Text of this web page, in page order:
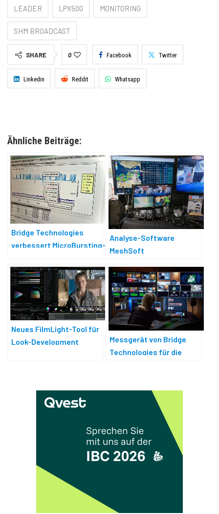
LEADER LPX500 MONITORING
SHM BROADCAST
SHARE 0 Facebook Twitter
Linkedin Reddit Whatsapp
Ähnliche Beiträge:
Bridge Technologies
verbessert MicroBursting-
Analyse-Software
MeshSoft
Neues FilmLight-Tool für
Look-Development
Messgerät von Bridge
Technologies für die